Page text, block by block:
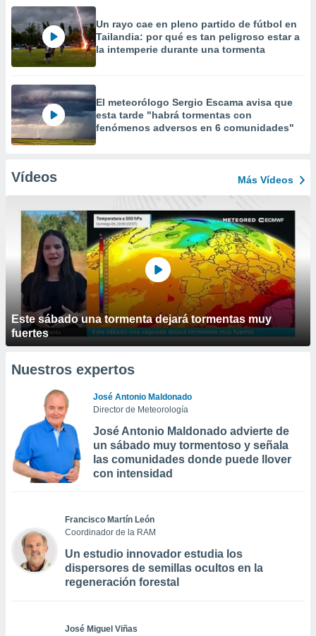
Un rayo cae en pleno partido de fútbol en
Tailandia: por qué es tan peligroso estar a
la intemperie durante una tormenta
El meteorólogo Sergio Escama avisa que
esta tarde "habrá tormentas con
fenómenos adversos en 6 comunidades"
Vídeos Más Vídeos
Este sábado una tormenta dejará tormentas muy
fuertes
Nuestros expertos
José Antonio Maldonado
Director de Meteorología
José Antonio Maldonado advierte de
un sábado muy tormentoso y señala
las comunidades donde puede llover
con intensidad
Francisco Martín León
Coordinador de la RAM
Un estudio innovador estudia los
dispersores de semillas ocultos en la
regeneración forestal
José Miguel Viñas